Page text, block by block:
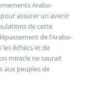
Arabo-
assurer un avenir
de cette
de l’Arabo-
échecs et de
miracle ne saurait
aux peuples de